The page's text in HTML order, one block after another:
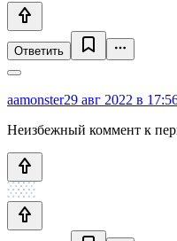
Ответить
aamonster29 авг 2022 в
Неизбежный коммент к